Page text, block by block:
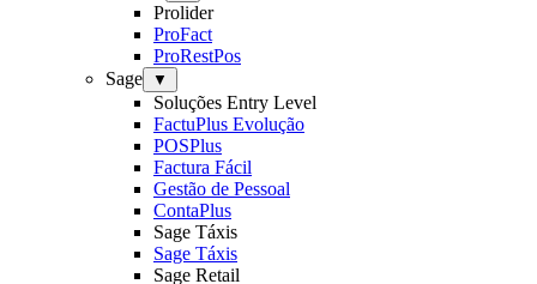
Prolider
ProFact
ProRestPos
Sage
▼
Soluções Entry Level
FactuPlus Evolução
POSPlus
Factura Fácil
Gestão de Pessoal
ContaPlus
Sage Táxis
Sage Táxis
Sage Retail